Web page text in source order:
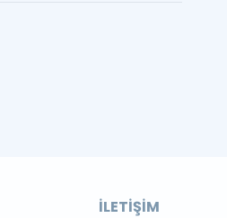
İLETIŞIM